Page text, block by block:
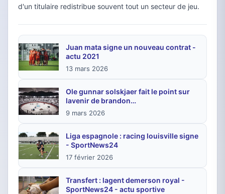
d'un titulaire redistribue souvent tout un secteur de jeu.
Juan mata signe un nouveau contrat -
actu 2021
13 mars 2026
Ole gunnar solskjaer fait le point sur
lavenir de brandon…
9 mars 2026
Liga espagnole : racing louisville signe
- SportNews24
17 février 2026
Transfert : lagent demerson royal -
SportNews24 - actu sportive